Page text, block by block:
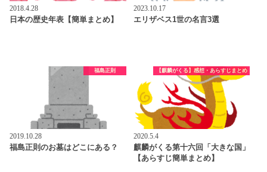
2018.4.28
日本の歴史年表【簡単まとめ】
2023.10.17
エリザベス1世の名言3選
福島正則
2019.10.28
福島正則のお墓はどこにある？
【麒麟がくる】感想・あらすじまとめ
2020.5.4
麒麟がくる第十六回「大きな国」
【あらすじ簡単まとめ】